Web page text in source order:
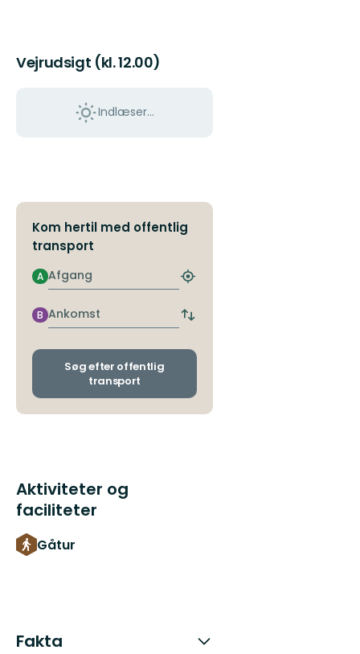
Vejrudsigt (kl. 12.00)
Indlæser...
Kom hertil med offentlig
transport
Afgang
A
Find
nærmeste
stoppested
Ankomst
B
Skift
og
Søg efter offentlig
transport
Aktiviteter og
faciliteter
Gåtur
Fakta